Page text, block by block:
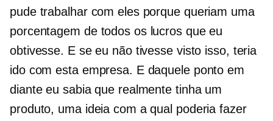
pude trabalhar com eles porque queriam uma
porcentagem de todos os lucros que eu
obtivesse. E se eu não tivesse visto isso, teria
ido com esta empresa. E daquele ponto em
diante eu sabia que realmente tinha um
produto, uma ideia com a qual poderia fazer